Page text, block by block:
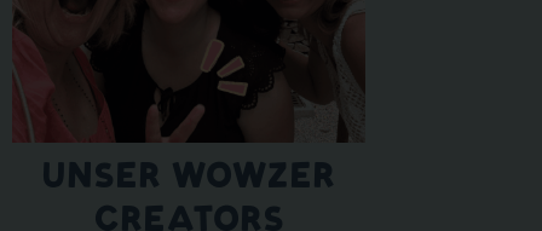
UNSER WOWZER
CREATORS